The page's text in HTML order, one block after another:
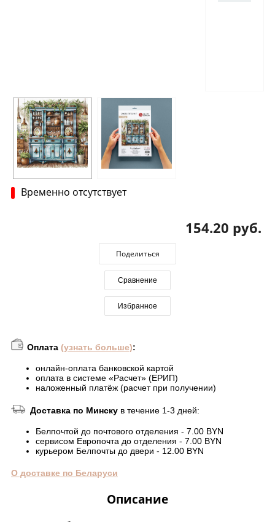
Временно отсутствует
154.20 руб.
Поделиться
Сравнение
Избранное
Оплата (узнать больше):
онлайн-оплата банковской картой
оплата в системе «Расчет» (ЕРИП)
наложенный платёж (расчет при получении)
Доставка по Минску в течение 1-3 дней:
Белпочтой до почтового отделения - 7.00 BYN
сервисом Европочта до отделения - 7.00 BYN
курьером Белпочты до двери - 12.00 BYN
О доставке по Беларуси
Описание